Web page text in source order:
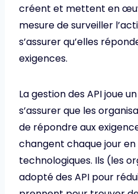
créent et mettent en
mesure de surveiller
s’assurer qu’elles
exigences.
La gestion des API joue
s’assurer que les
de répondre aux
changent chaque jour
technologiques. Ils (les
adopté des API pour